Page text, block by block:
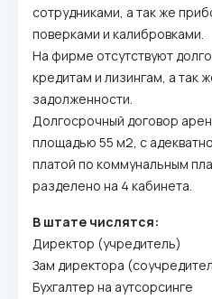
сотрудниками, а так же
поверками и калибровками.
На фирме отсутствуют
кредитам и лизингам, а так
задолженности.
Долгосрочный договор
площадью 55 м2, с
платой по коммунальным
разделено на 4 кабинета.
В штате числятся:
Директор (учредитель)
Зам директора
Бухгалтер на аутсорсинге